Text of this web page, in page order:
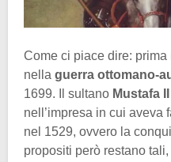
Come ci piace dire:
nella guerra ottomano-
1699. Il sultano Mustafa II
nell’impresa in cui
nel 1529, ovvero la
propositi però restano